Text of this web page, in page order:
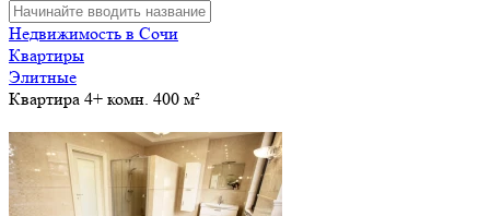
Недвижимость в Сочи
Квартиры
Элитные
Квартира 4+ комн. 400 м²